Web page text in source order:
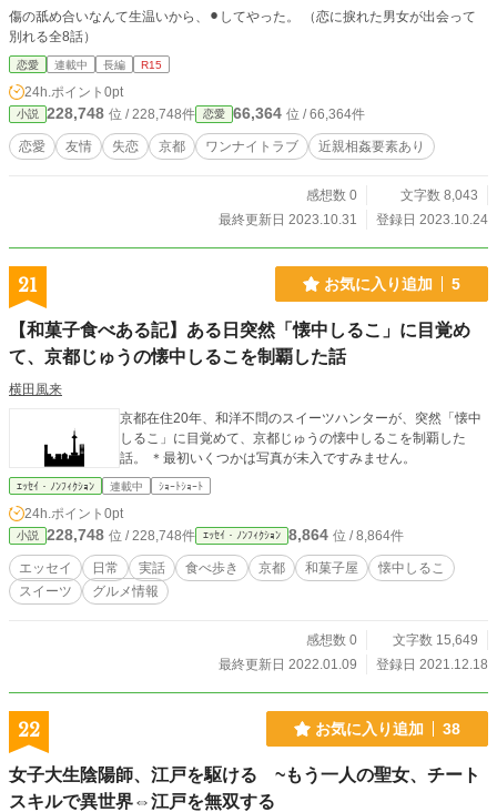
傷の舐め合いなんて生温いから、⚫︎してやった。 （恋に捩れた男女が出会って
別れる全8話）
恋愛 連載中 長編 R15
24h.ポイント 0pt
小説 228,748 位 / 228,748件 恋愛 66,364 位 / 66,364件
恋愛 友情 失恋 京都 ワンナイトラブ 近親相姦要素あり
感想数 0
文字数 8,043
最終更新日 2023.10.31
登録日 2023.10.24
21 お気に入り追加 5
【和菓子食べある記】ある日突然「懐中しるこ」に目覚め
て、京都じゅうの懐中しるこを制覇した話
横田風来
京都在住20年、和洋不問のスイーツハンターが、突然「懐中
しるこ」に目覚めて、京都じゅうの懐中しるこを制覇した
話。 ＊最初いくつかは写真が未入ですみません。
ｴｯｾｲ・ﾉﾝﾌｨｸｼｮﾝ 連載中 ｼｮｰﾄｼｮｰﾄ
24h.ポイント 0pt
小説 228,748 位 / 228,748件 ｴｯｾｲ・ﾉﾝﾌｨｸｼｮﾝ 8,864 位 / 8,864件
エッセイ 日常 実話 食べ歩き 京都 和菓子屋
懐中しるこ
スイーツ
グルメ情報
感想数 0
文字数 15,649
最終更新日 2022.01.09
登録日 2021.12.18
22 お気に入り追加 38
女子大生陰陽師、江戸を駆ける ~もう一人の聖女、チート
スキルで異世界⇔江戸を無双する